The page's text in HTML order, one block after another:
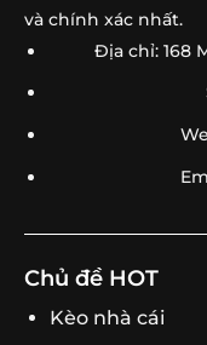
và chính xác nhất.
Địa chỉ: 168
Chủ đề HOT
Kèo nhà cái